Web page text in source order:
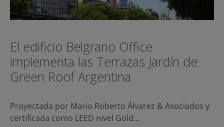
El edificio Belgrano Office
implementa las Terrazas Jardín de
Green Roof Argentina
Proyectada por Mario Roberto Álvarez & Asociados y
certificada como LEED nivel Gold…